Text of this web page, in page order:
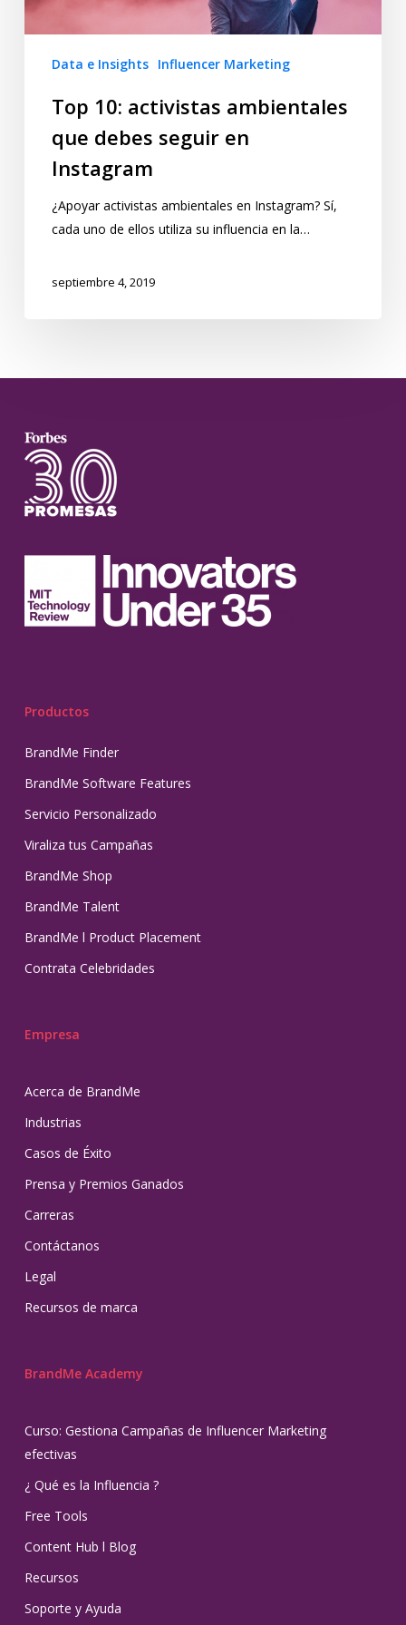
Data e Insights Influencer Marketing
Top 10: activistas ambientales
que debes seguir en
Instagram
¿Apoyar activistas ambientales en Instagram? Sí,
cada uno de ellos utiliza su influencia en la…
septiembre 4, 2019
Productos
BrandMe Finder
BrandMe Software Features
Servicio Personalizado
Viraliza tus Campañas
BrandMe Shop
BrandMe Talent
BrandMe l Product Placement
Contrata Celebridades
Empresa
Acerca de BrandMe
Industrias
Casos de Éxito
Prensa y Premios Ganados
Carreras
Contáctanos
Legal
Recursos de marca
BrandMe Academy
Curso: Gestiona Campañas de Influencer Marketing
efectivas
¿ Qué es la Influencia ?
Free Tools
Content Hub l Blog
Recursos
Soporte y Ayuda